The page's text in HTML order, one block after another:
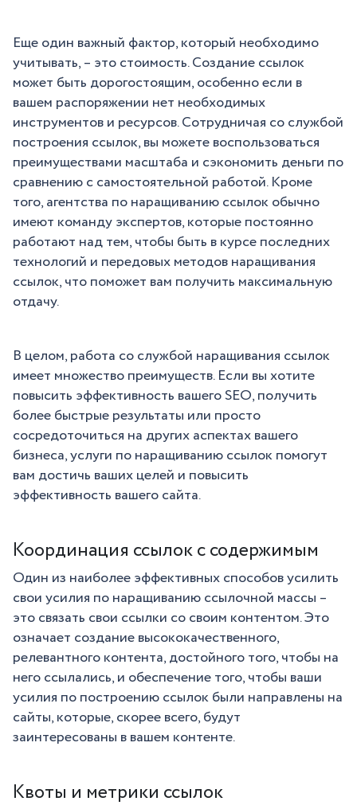
Еще один важный фактор, который необходимо
учитывать, – это стоимость. Создание ссылок
может быть дорогостоящим, особенно если в
вашем распоряжении нет необходимых
инструментов и ресурсов. Сотрудничая со службой
построения ссылок, вы можете воспользоваться
преимуществами масштаба и сэкономить деньги по
сравнению с самостоятельной работой. Кроме
того, агентства по наращиванию ссылок обычно
имеют команду экспертов, которые постоянно
работают над тем, чтобы быть в курсе последних
технологий и передовых методов наращивания
ссылок, что поможет вам получить максимальную
отдачу.
В целом, работа со службой наращивания ссылок
имеет множество преимуществ. Если вы хотите
повысить эффективность вашего SEO, получить
более быстрые результаты или просто
сосредоточиться на других аспектах вашего
бизнеса, услуги по наращиванию ссылок помогут
вам достичь ваших целей и повысить
эффективность вашего сайта.
Координация ссылок с содержимым
Один из наиболее эффективных способов усилить
свои усилия по наращиванию ссылочной массы –
это связать свои ссылки со своим контентом. Это
означает создание высококачественного,
релевантного контента, достойного того, чтобы на
него ссылались, и обеспечение того, чтобы ваши
усилия по построению ссылок были направлены на
сайты, которые, скорее всего, будут
заинтересованы в вашем контенте.
Квоты и метрики ссылок